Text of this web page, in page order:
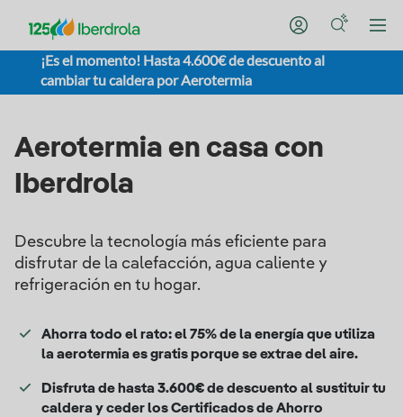
¡Es el momento! Hasta 4.600€ de descuento al
cambiar tu caldera por Aerotermia
Aerotermia en casa con
Iberdrola
Descubre la tecnología más eficiente para
disfrutar de la calefacción, agua caliente y
refrigeración en tu hogar.
Ahorra todo el rato: el 75% de la energía que utiliza
la aerotermia es gratis porque se extrae del aire.
Disfruta de hasta 3.600€ de descuento al sustituir tu
caldera y ceder los Certificados de Ahorro